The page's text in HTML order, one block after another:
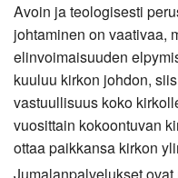
Avoin ja teologisesti
johtaminen on vaativaa,
elinvoimaisuuden
kuuluu kirkon johdon,
vastuullisuus koko
vuosittain kokoontuvan
ottaa paikkansa kirkon